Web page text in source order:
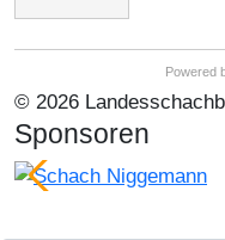
Powered
© 2026
Sponsoren